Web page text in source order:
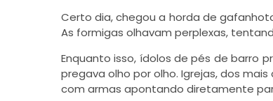
Certo dia, chegou a horda de
As formigas olhavam perplexas,
Enquanto isso, ídolos de pés de barro
pregava olho por olho. Igrejas, dos
com armas apontando diretamente